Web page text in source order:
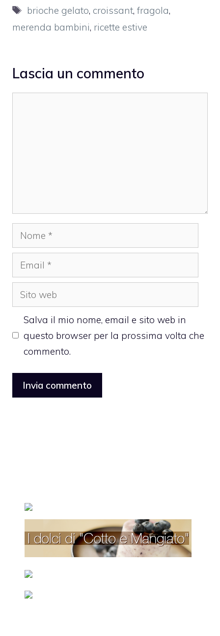
Tag
brioche gelato, croissant,fragola,
merenda bambini, ricette estive
Lascia un commento
Nome
Email
Sito
web
Salva il mio nome, email e sito web in
questo browser per la prossima volta che
commento.